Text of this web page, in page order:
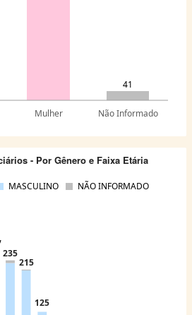
41
Mulher Não Informado
235
215
125
- Por Gênero e Faixa Etária
MASCULINO NÃO INFORMADO